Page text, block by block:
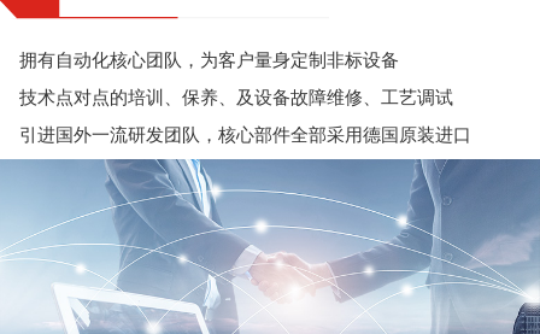
拥有自动化核心团队，为客户量身定制非标设备
技术点对点的培训、保养、及设备故障维修、工艺调试
引进国外一流研发团队，核心部件全部采用德国原装进口